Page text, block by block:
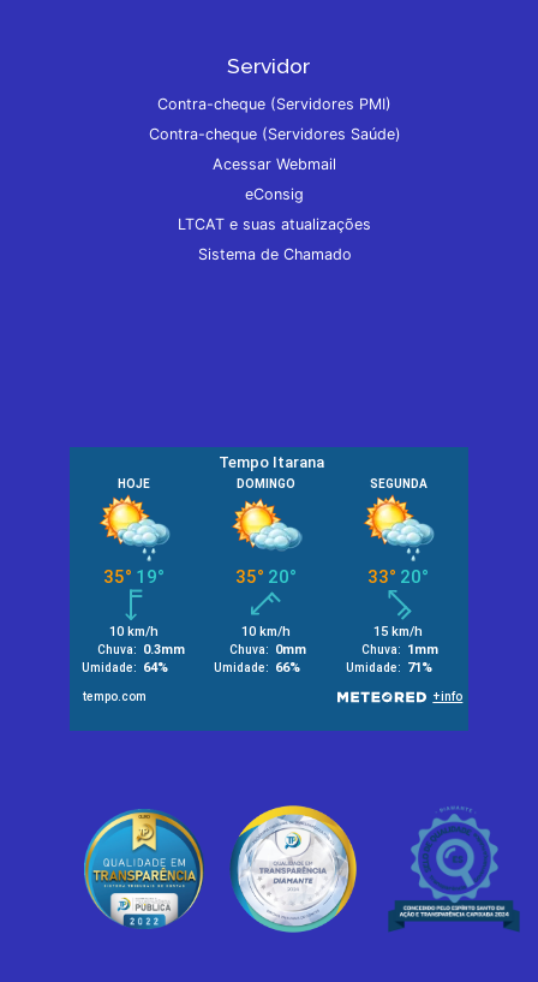
Servidor
Contra-cheque (Servidores PMI)
Contra-cheque (Servidores Saúde)
Acessar Webmail
eConsig
LTCAT e suas atualizações
Sistema de Chamado